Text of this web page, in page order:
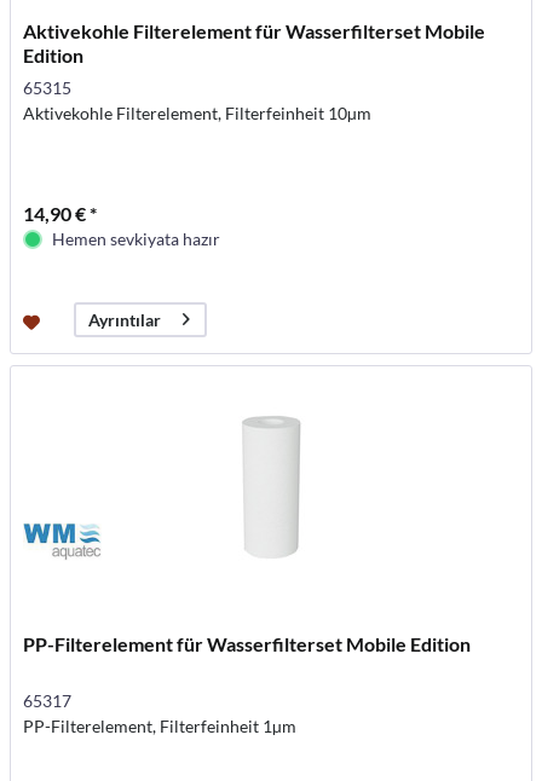
Aktivekohle Filterelement für Wasserfilterset Mobile
Edition
65315
Aktivekohle Filterelement, Filterfeinheit 10µm
14,90 € *
Hemen sevkiyata hazır
Ayrıntılar
PP-Filterelement für Wasserfilterset Mobile Edition
65317
PP-Filterelement, Filterfeinheit 1µm